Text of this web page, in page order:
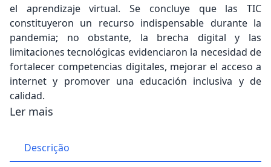
el aprendizaje virtual. Se concluye que las TIC
constituyeron un recurso indispensable durante la
pandemia; no obstante, la brecha digital y las
limitaciones tecnológicas evidenciaron la necesidad de
fortalecer competencias digitales, mejorar el acceso a
internet y promover una educación inclusiva y de
calidad.
Ler mais
Descrição